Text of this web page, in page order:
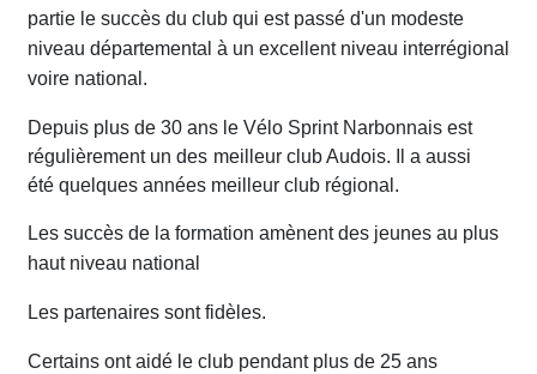
partie le succès du club qui est passé d'un modeste
niveau départemental à un excellent niveau interrégional
voire national.
Depuis pl us de 30ans le Vélo Sprint Narbonnais est
régulièrementun des meill eur club Audois. Il a aussi
été quelques années meilleur club régional.
Les succès de la formation amènent des jeunes au plus
haut niveau national
Les partenaires sont fidèles.
Certains ont aidé le club pendant plus de 25 ans